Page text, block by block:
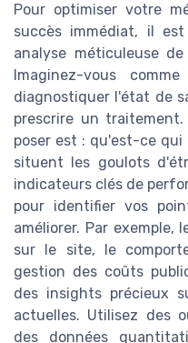
Pour optimiser votre
succès immédiat, il
analyse méticuleuse
Imaginez-vous
diagnostiquer l'état de
prescrire un
poser est : qu'est-ce
situent les goulots
indicateurs clés de
pour identifier vos
améliorer. Par exemple,
sur le site, le
gestion des coûts
des insights précieux
actuelles. Utilisez des
des données